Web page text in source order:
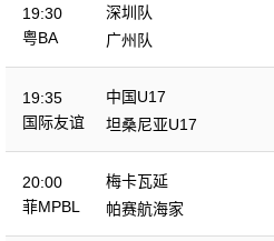
19:30
粤BA
深圳队
广州队
19:35
国际友谊
中国U17
坦桑尼亚U17
20:00
菲MPBL
梅卡瓦延
帕赛航海家